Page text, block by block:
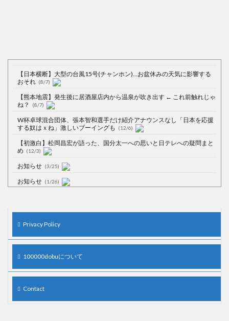
【日本横断】大型の台風15号(チャンホン)…お盆休みの天気に影響する
おそれ (8/7)
【熊本地震】発生後に居酒屋店内から温泉が吹き出す ← これ前触れじゃ
ね？
(8/7)
W杯卓球混合団体、張本智和選手だけ紹介アナウンスなし「日本を応援
する奴はｘね」激しいブーイングも
(12/6)
【初激白】松岡昌宏が語った、国分太一への思いと日テレへの疑問まと
め (12/3)
お知らせ (3/25)
お知らせ (1/26)
(7/13)
【韓国】54.1％「IAEA報告書を信用しない」
Privacy Policy
100000dobuについて
Contact